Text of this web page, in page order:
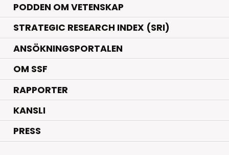
PODDEN OM VETENSKAP
STRATEGIC RESEARCH INDEX (SRI)
ANSÖKNINGSPORTALEN
OM SSF
RAPPORTER
KANSLI
PRESS